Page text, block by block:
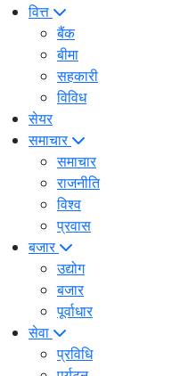
वित्त
बैंक
बीमा
सहकारी
विविध
सेयर
समाचार
समाचार
राजनीति
विश्व
प्रवास
बजार
उद्योग
बजार
पूर्वाधार
सेवा
प्रविधि